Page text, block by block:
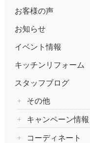
お客様の声
お知らせ
イベント情報
キッチンリフォーム
スタッフブログ
その他
キャンペーン情報
コーディネート